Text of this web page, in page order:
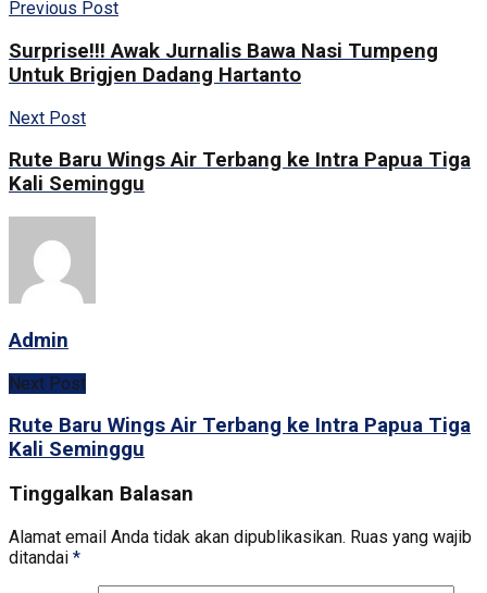
Previous Post
Surprise!!! Awak Jurnalis Bawa Nasi Tumpeng
Untuk Brigjen Dadang Hartanto
Next Post
Rute Baru Wings Air Terbang ke Intra Papua Tiga
Kali Seminggu
Admin
Next Post
Rute Baru Wings Air Terbang ke Intra Papua Tiga
Kali Seminggu
Tinggalkan Balasan
Alamat email Anda tidak akan dipublikasikan. Ruas yang wajib
ditandai *